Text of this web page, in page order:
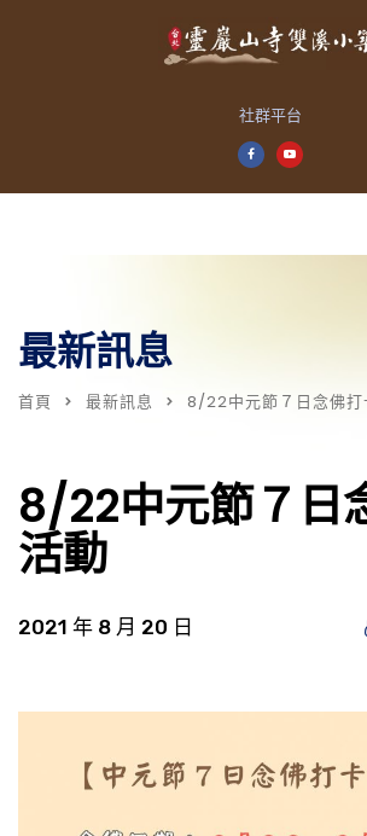
社群平台
最新訊息
首頁 最新訊息 8/22中元節７日念佛打
8/22中元節７日
活動
2021 年 8 月 20 日